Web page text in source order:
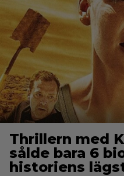
Thrillern med
sålde bara 6
historiens